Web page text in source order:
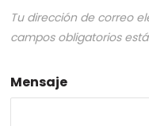
Tu dirección de correo
campos obligatorios
Mensaje